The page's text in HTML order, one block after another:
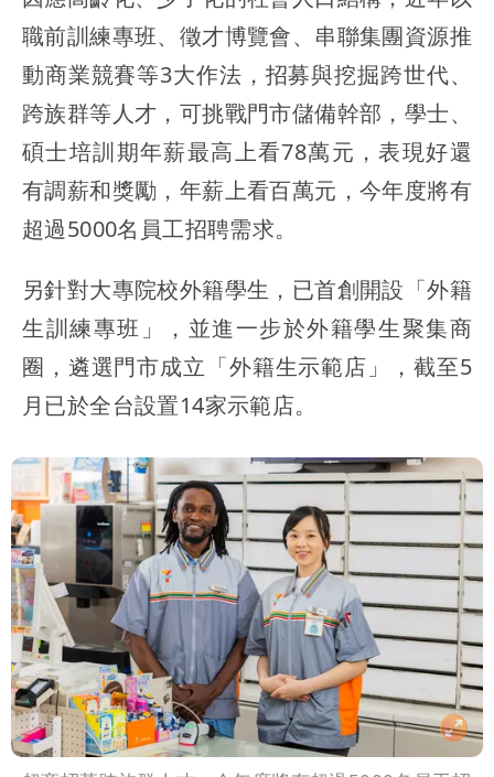
職前訓練專班、徵才博覽會、串聯集團資源推
動商業競賽等3大作法，招募與挖掘跨世代、
跨族群等人才，可挑戰門市儲備幹部，學士、
碩士培訓期年薪最高上看78萬元，表現好還
有調薪和獎勵，年薪上看百萬元，今年度將有
超過5000名員工招聘需求。
另針對大專院校外籍學生，已首創開設「外籍
生訓練專班」，並進一步於外籍學生聚集商
圈，遴選門市成立「外籍生示範店」，截至5
月已於全台設置14家示範店。